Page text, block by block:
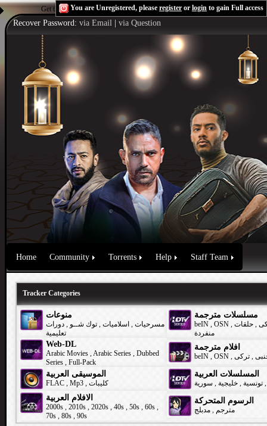
Get the Flash Playerto see this player.Shoutcast & Icecast Server
You are Unregistered, please register or login to gain Full access
Recover Password: via Email via Question
Home Community Torrents Help Staff Team
Tracker Categories
منوعات
مسرحيات , اسلاميات , توك شــو , دورات
تعليمية
مسلسلات مترجمة
beIN , OSN , , حلقات
منفردة
Web-DL
Arabic Movies ,Arabic Series , Dubbed
Series , Full-Pack
افلام مترجمة
beIN , OSN , , تركى
الموسيقى العربية
FLAC , Mp3 , كليبات
المسلسلات العربية
, تونسية , خليجية , سورية
الافلام العربية
2000s , 2010s , 2020s , 40s , 50s , 60s ,
70s , 80s , 90s
الرسوم المتحركة
مترجم , مدبلج